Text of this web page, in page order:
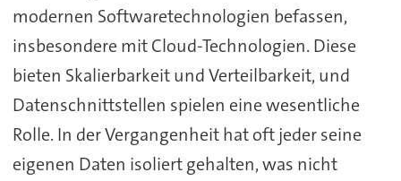
modernen Softwaretechnologien befassen,
insbesondere mit Cloud-Technologien. Diese
bieten Skalierbarkeit und Verteilbarkeit, und
Datenschnittstellen spielen eine wesentliche
Rolle. In der Vergangenheit hat oft jeder seine
eigenen Daten isoliert gehalten, was nicht